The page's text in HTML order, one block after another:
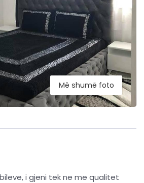
Më shumë foto
i gjeni tek ne me qualitet